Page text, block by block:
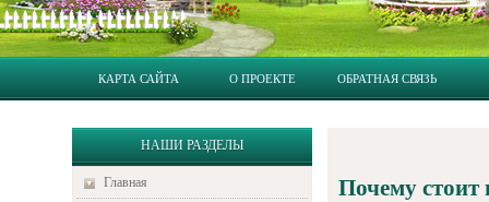
КАРТА САЙТА О ПРОЕКТЕ ОБРАТНАЯ СВЯЗЬ
НАШИ РАЗДЕЛЫ
Главная
Почему стоит